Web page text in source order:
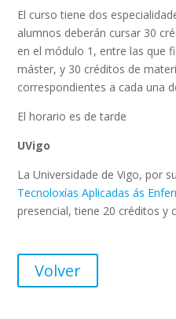
El curso tiene dos
alumnos deberán cursar 30
en el módulo 1, entre las que
máster, y 30 créditos de
correspondientes a cada una
El horario es de tarde
UVigo
La Universidade de Vigo, por
Tecnoloxías Aplicadas ás
presencial, tiene 20 créditos y
Volver